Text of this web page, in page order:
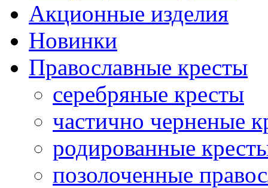
Акционные изделия
Новинки
Православные кресты
серебряные кресты
частично черненые
родированные
позолоченные